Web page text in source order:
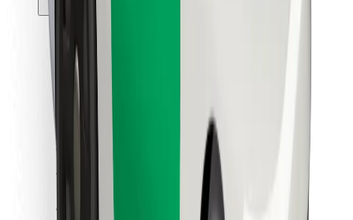
Προμηθευτές
Όροι & Προϋποθέσεις
Cookies
Ασφάλεια
Πάρε ταξί μέσα σε λίγα λεπτά!
Κατέβασε την εφαρμογή Bolt
Βρείτε το αγαπημένο σας φαγητό!